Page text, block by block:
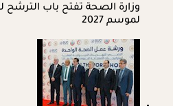
وزارة الصحة تفتح باب الترشح
لموسم 2027